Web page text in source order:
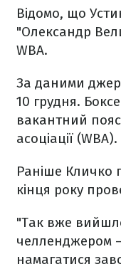
Відомо, що
"Олександр
WBA.
За даними
10 грудня.
вакантний пояс
асоціації (WBA).
Раніше Кличко
кінця року
"Так вже
челленджером
намагатися